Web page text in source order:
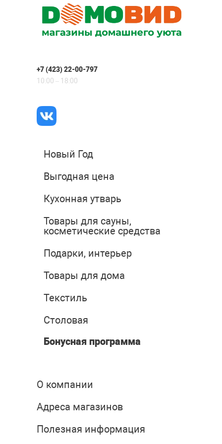
+7 (423) 22-00-797
10:00 – 18:00
Новый Год
Выгодная цена
Кухонная утварь
Товары для сауны,
косметические средства
Подарки, интерьер
Товары для дома
Текстиль
Столовая
Бонусная программа
О компании
Адреса магазинов
Полезная информация